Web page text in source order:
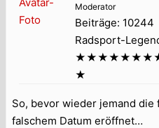
Moderator
Beiträge: 10244
Radsport-
★
So, bevor wieder jemand die
falschem Datum eröffnet…